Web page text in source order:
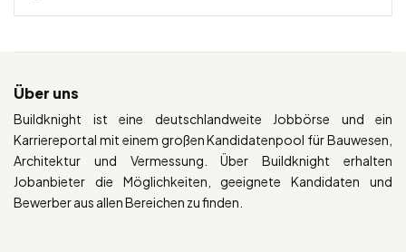
Über uns
Buildknight ist eine deutschlandweite Jobbörse und ein
Karriereportal mit einem großen Kandidatenpool für Bauwesen,
Architektur und Vermessung. Über Buildknight erhalten
Jobanbieter die Möglichkeiten, geeignete Kandidaten und
Bewerber aus allen Bereichen zu finden.